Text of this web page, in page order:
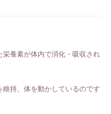
養素が体内で消化・吸収され
持、体を動かしているのです